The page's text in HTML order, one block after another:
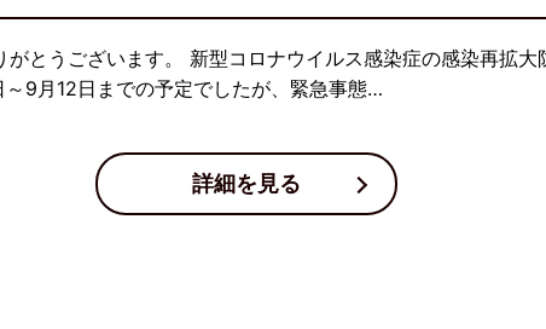
とうございます。 新型コロナウイルス感染症の感染再拡
9月12日までの予定でしたが、緊急事態…
詳細を見る